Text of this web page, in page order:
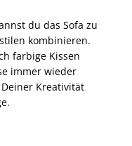
du das Sofa zu
kombinieren.
farbige Kissen
immer wieder
Kreativität